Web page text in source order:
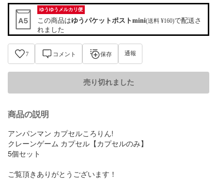
ゆうゆうメルカリ便
この商品はゆうパケットポストmini(送料 ¥160)で配送さ
れました
7 コメント 保存 通報
売り切れました
商品の説明
アンパンマン カプセルころりん!
クレーンゲーム カプセル【カプセルのみ】
5個セット
ご覧頂きありがとうございます！